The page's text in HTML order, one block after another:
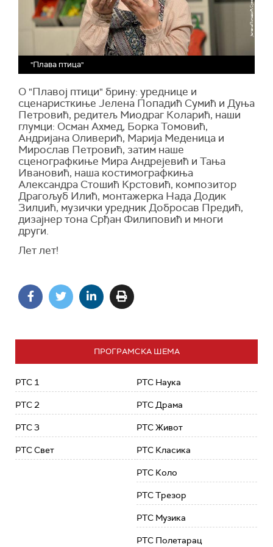
"Плава птица"
О "Плавој птици" брину: уреднице и
сценаристкиње Јелена Попадић Сумић и Дуња
Петровић, редитељ Миодраг Коларић, наши
глумци: Осман Ахмед, Борка Томовић,
Андријана Оливерић, Марија Меденица и
Мирослав Петровић, затим наше
сценографкиње Мира Андрејевић и Тања
Ивановић, наша костимографкиња
Александра Стошић Крстовић, композитор
Драгољуб Илић, монтажерка Нада Додик
Зилџић, музички уредник Добросав Предић,
дизајнер тона Срђан Филиповић и многи
други.
Лет лет!
ПРОГРАМСКА ШЕМА
РТС 1
РТС 2
РТС 3
РТС Свет
РТС Наука
РТС Драма
РТС Живот
РТС Класика
РТС Коло
РТС Трезор
РТС Музика
РТС Полетарац